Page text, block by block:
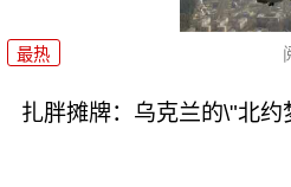
最热
扎胖摊牌：乌克兰的\"北约